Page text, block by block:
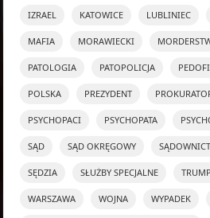
IZRAEL KATOWICE LUBLINIEC
MAFIA MORAWIECKI
PATOLOGIA PATOPOLICJA
POLSKA PREZYDENT
PSYCHOPACI PSYCHOPATA
SĄD SĄD OKRĘGOWY
SĘDZIA SŁUŻBY SPECJALNE TRUMP
WARSZAWA WOJNA WYPADEK